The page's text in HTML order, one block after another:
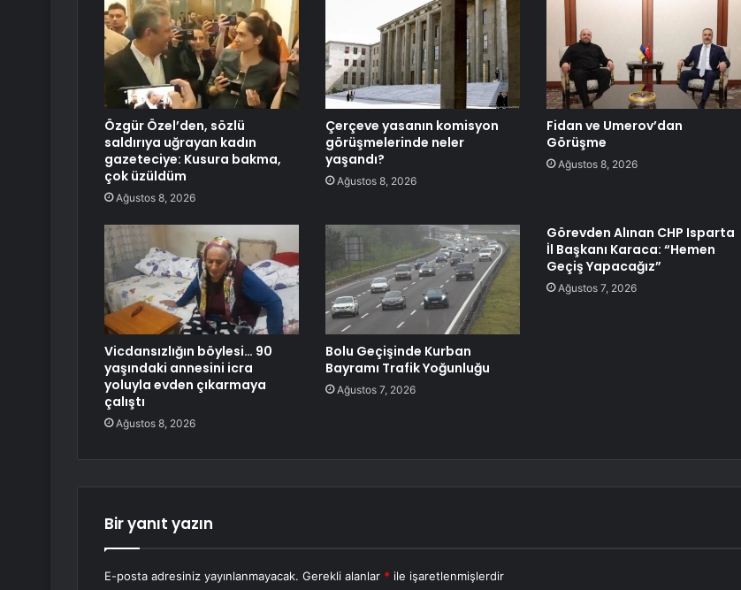
Özgür Özel’den, sözlü
saldırıya uğrayan kadın
gazeteciye: Kusura bakma,
çok üzüldüm
Ağustos 8, 2026
Çerçeve yasanın komisyon
görüşmelerinde neler
yaşandı?
Ağustos 8, 2026
Fidan ve Umerov’dan
Görüşme
Ağustos 8, 2026
Vicdansızlığın böylesi… 90
yaşındaki annesini icra
yoluyla evden çıkarmaya
çalıştı
Ağustos 8, 2026
Bolu Geçişinde Kurban
Bayramı Trafik Yoğunluğu
Ağustos 7, 2026
Görevden Alınan CHP Isparta
İl Başkanı Karaca: “Hemen
Geçiş Yapacağız”
Ağustos 7, 2026
Bir yanıt yazın
E-posta adresiniz yayınlanmayacak. Gerekli alanlar * ile işaretlenmişlerdir